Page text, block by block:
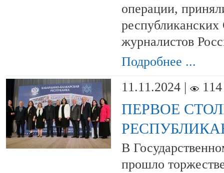
операции,
журналистов
Подробнее ...
11.11.2024 |
114
ПЕРВОЕ
В
прошло